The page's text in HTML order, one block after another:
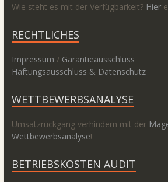
Wie steht es mit der Verfügbarkeit? Hier
RECHTLICHES
Impressum / Garantieausschluss
Haftungsausschluss & Datenschutz
WETTBEWERBSANALYSE
Umsatzrückgang verhindern mit der
Wettbewerbsanalyse!
BETRIEBSKOSTEN AUDIT